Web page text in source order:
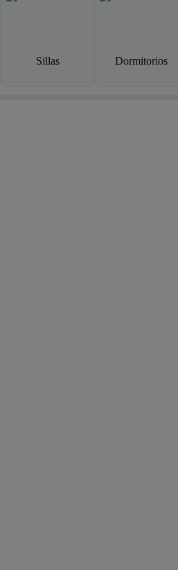
Sillas Dormitorios